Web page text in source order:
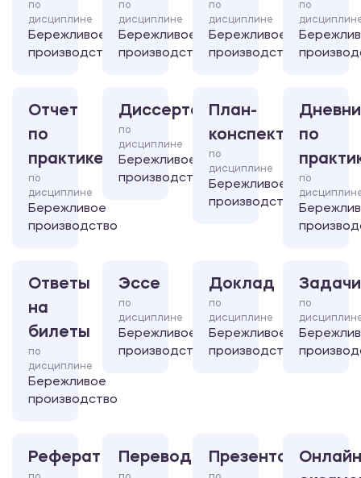
по
дисциплине
Бережливое
производство
по
дисциплине
Бережливое
производство
по
дисциплине
Бережливое
производство
по
Отчет
по
практике
по
дисциплине
Бережливое
производство
Диссертация
по
дисциплине
Бережливое
производство
План-
конспект
по
дисциплине
Бережливое
производство
по
по
Ответы
на
билеты
по
дисциплине
Бережливое
производство
Эссе
по
дисциплине
Бережливое
производство
Доклад
по
дисциплине
Бережливое
производство
Задачи
по
Реферат Перевод Презентация